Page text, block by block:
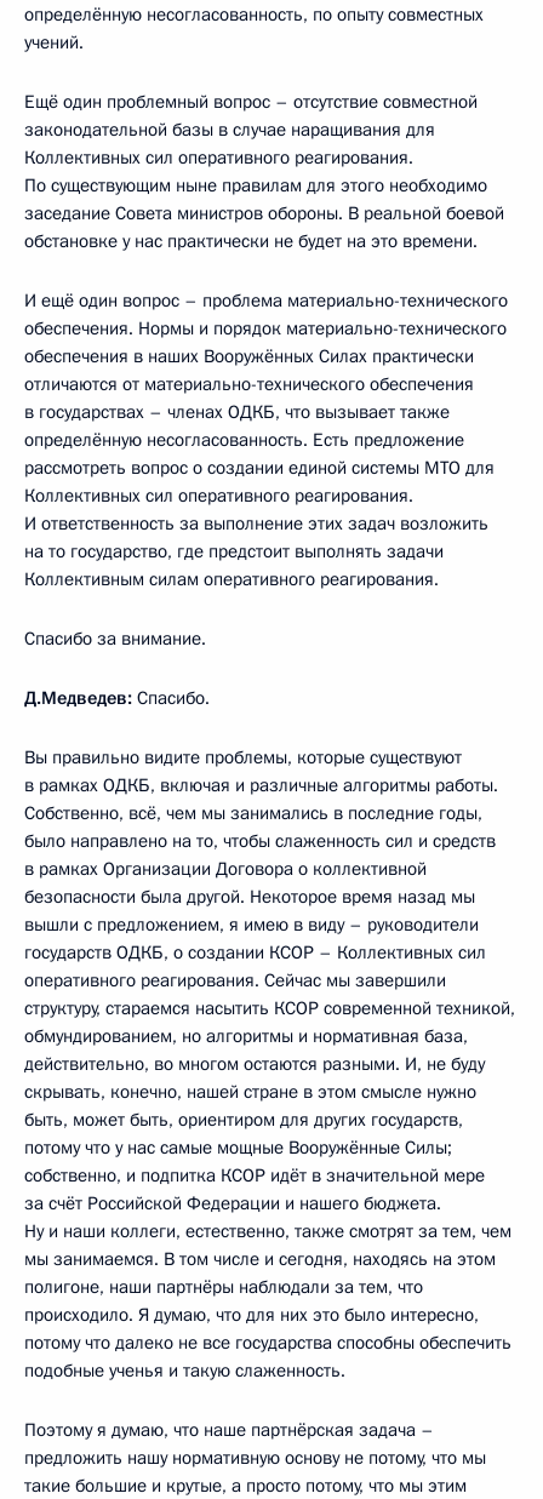
определённую несогласованность, по опыту совместных
учений.
Ещё один проблемный вопрос – отсутствие совместной
законодательной базы в случае наращивания для
Коллективных сил оперативного реагирования.
По существующим ныне правилам для этого необходимо
заседание Совета министров обороны. В реальной боевой
обстановке у нас практически не будет на это времени.
И ещё один вопрос – проблема материально-технического
обеспечения. Нормы и порядок материально-технического
обеспечения в наших Вооружённых Силах практически
отличаются от материально-технического обеспечения
в государствах – членах ОДКБ, что вызывает также
определённую несогласованность. Есть предложение
рассмотреть вопрос о создании единой системы МТО для
Коллективных сил оперативного реагирования.
И ответственность за выполнение этих задач возложить
на то государство, где предстоит выполнять задачи
Коллективным силам оперативного реагирования.
Спасибо за внимание.
Д.Медведев: Спасибо.
Вы правильно видите проблемы, которые существуют
в рамках ОДКБ, включая и различные алгоритмы работы.
Собственно, всё, чем мы занимались в последние годы,
было направлено на то, чтобы слаженность сил и средств
в рамках Организации Договора о коллективной
безопасности была другой. Некоторое время назад мы
вышли с предложением, я имею в виду – руководители
государств ОДКБ, о создании КСОР – Коллективных сил
оперативного реагирования. Сейчас мы завершили
структуру, стараемся насытить КСОР современной техникой,
обмундированием, но алгоритмы и нормативная база,
действительно, во многом остаются разными. И, не буду
скрывать, конечно, нашей стране в этом смысле нужно
быть, может быть, ориентиром для других государств,
потому что у нас самые мощные Вооружённые Силы;
собственно, и подпитка КСОР идёт в значительной мере
за счёт Российской Федерации и нашего бюджета.
Ну и наши коллеги, естественно, также смотрят за тем, чем
мы занимаемся. В том числе и сегодня, находясь на этом
полигоне, наши партнёры наблюдали за тем, что
происходило. Я думаю, что для них это было интересно,
потому что далеко не все государства способны обеспечить
подобные ученья и такую слаженность.
Поэтому я думаю, что наше партнёрская задача –
предложить нашу нормативную основу не потому, что мы
такие большие и крутые, а просто потому, что мы этим